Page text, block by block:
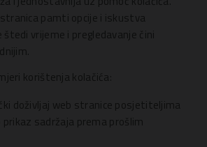
pamti opcije i iskustva
štedi vrijeme i pregledavanje čini
korištenja kolačića:
doživljaj web stranice posjetiteljima
prikaz sadržaja prema prošlim